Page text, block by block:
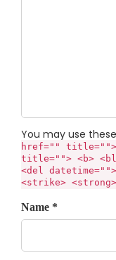
You may use these
href="" title="">
title=""> <b>
<del
<strike> <strong>
Name *